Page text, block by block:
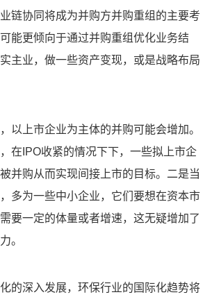
链协同将成为并购方并购重组的主要考
能更倾向于通过并购重组优化业务结
主业，做一些资产变现，或是战略布局
以上市企业为主体的并购可能会增加。
在IPO收紧的情况下下，一些拟上市企
并购从而实现间接上市的目标。二是当
多为一些中小企业，它们要想在资本市
要一定的体量或者增速，这无疑增加了
。
的深入发展，环保行业的国际化趋势将